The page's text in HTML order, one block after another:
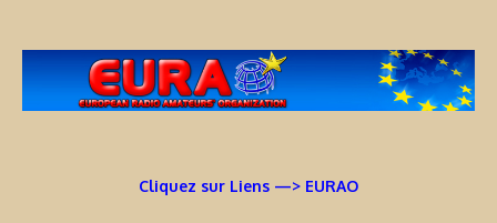
Cliquez sur Liens —> EURAO